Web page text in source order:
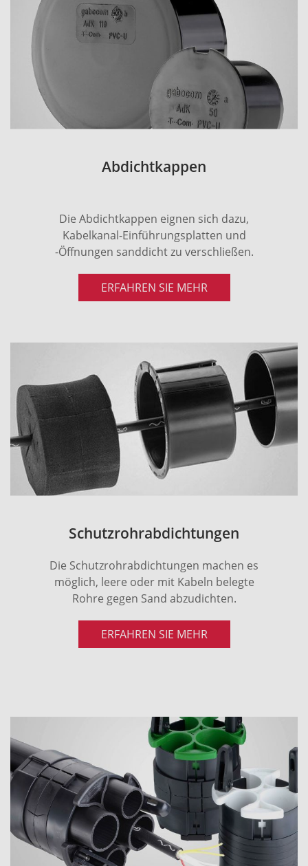
Abdichtkappen
Die Abdichtkappen eignen sich dazu,
Kabelkanal-Einführungsplatten und
-Öffnungen sanddicht zu verschließen.
ERFAHREN SIE MEHR
Schutzrohrabdichtungen
Die Schutzrohrabdichtungen machen es
möglich, leere oder mit Kabeln belegte
Rohre gegen Sand abzudichten.
ERFAHREN SIE MEHR